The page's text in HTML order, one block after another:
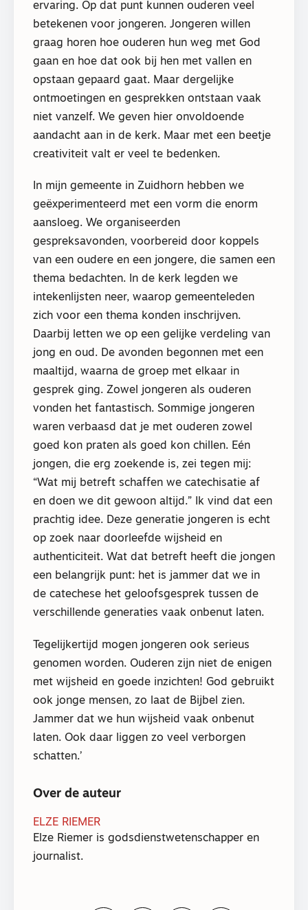
ervaring. Op dat punt kunnen ouderen veel
betekenen voor jongeren. Jongeren willen
graag horen hoe ouderen hun weg met God
gaan en hoe dat ook bij hen met vallen en
opstaan gepaard gaat. Maar dergelijke
ontmoetingen en gesprekken ontstaan vaak
niet vanzelf. We geven hier onvoldoende
aandacht aan in de kerk. Maar met een beetje
creativiteit valt er veel te bedenken.
In mijn gemeente in Zuidhorn hebben we
geëxperimenteerd met een vorm die enorm
aansloeg. We organiseerden
gespreksavonden, voorbereid door koppels
van een oudere en een jongere, die samen een
thema bedachten. In de kerk legden we
intekenlijsten neer, waarop gemeenteleden
zich voor een thema konden inschrijven.
Daarbij letten we op een gelijke verdeling van
jong en oud. De avonden begonnen met een
maaltijd, waarna de groep met elkaar in
gesprek ging. Zowel jongeren als ouderen
vonden het fantastisch. Sommige jongeren
waren verbaasd dat je met ouderen zowel
goed kon praten als goed kon chillen. Eén
jongen, die erg zoekende is, zei tegen mij:
“Wat mij betreft schaffen we catechisatie af
en doen we dit gewoon altijd.” Ik vind dat een
prachtig idee. Deze generatie jongeren is echt
op zoek naar doorleefde wijsheid en
authenticiteit. Wat dat betreft heeft die jongen
een belangrijk punt: het is jammer dat we in
de catechese het geloofsgesprek tussen de
verschillende generaties vaak onbenut laten.
Tegelijkertijd mogen jongeren ook serieus
genomen worden. Ouderen zijn niet de enigen
met wijsheid en goede inzichten! God gebruikt
ook jonge mensen, zo laat de Bijbel zien.
Jammer dat we hun wijsheid vaak onbenut
laten. Ook daar liggen zo veel verborgen
schatten.’
Over de auteur
ELZE RIEMER
Elze Riemer is godsdienstwetenschapper en
journalist.